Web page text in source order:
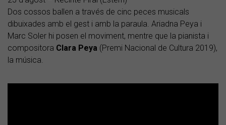
Dos cossos ballen a través de cinc peces musicals
dibuixades amb el gest i amb la paraula. Ariadna Peya i
Marc Soler hi posen el moviment, mentre que la pianista i
compositora Clara Peya (Premi Nacional de Cultura 2019),
la música.